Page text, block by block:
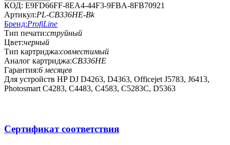
КОД: E9FD66FF-8EA4-44F3-9FBA-8FB70921
Артикул:PL-CB336HE-Bk
Бренд:ProfiLine
Тип печати:струйный
Цвет:черный
Тип картриджа:совместимый
Аналог картриджа:CB336HE
Гарантия:6 месяцев
Для устройств HP DJ D4263, D4363, Officejet J5783, J6413,
Photosmart C4283, C4483, C4583, C5283C, D5363
Сертификат соответствия